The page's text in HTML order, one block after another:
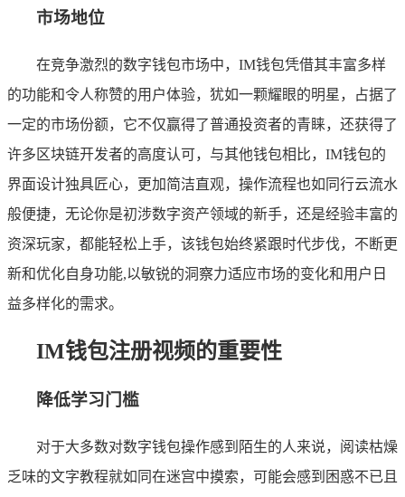
市场地位
在竞争激烈的数字钱包市场中，IM钱包凭借其丰富多样
的功能和令人称赞的用户体验，犹如一颗耀眼的明星，占据了
一定的市场份额，它不仅赢得了普通投资者的青睐，还获得了
许多区块链开发者的高度认可，与其他钱包相比，IM钱包的
界面设计独具匠心，更加简洁直观，操作流程也如同行云流水
般便捷，无论你是初涉数字资产领域的新手，还是经验丰富的
资深玩家，都能轻松上手，该钱包始终紧跟时代步伐，不断更
新和优化自身功能,以敏锐的洞察力适应市场的变化和用户日
益多样化的需求。
IM钱包注册视频的重要性
降低学习门槛
对于大多数对数字钱包操作感到陌生的人来说，阅读枯燥
乏味的文字教程就如同在迷宫中摸索，可能会感到困惑不已且